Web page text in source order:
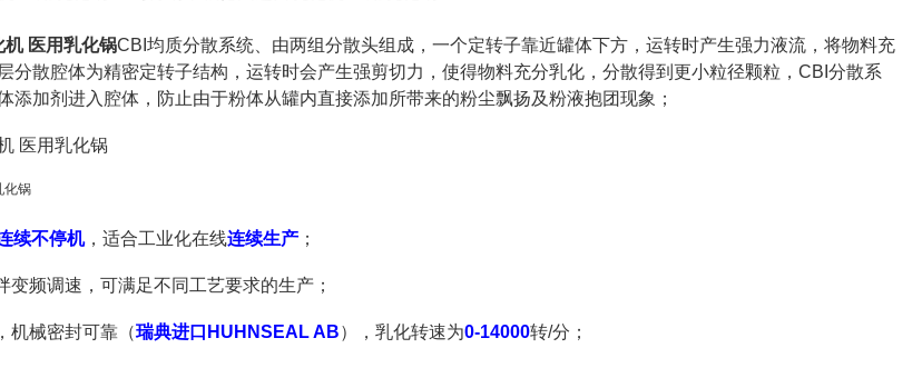
医用乳化锅CBI均质分散系统、由两组分散头组成，一个定转子靠近罐体下方，运转时产生强力液流，将物料充
分散腔体为精密定转子结构，运转时会产生强剪切力，使得物料充分乳化，分散得到更小粒径颗粒，CBI分散系
添加剂进入腔体，防止由于粉体从罐内直接添加所带来的粉尘飘扬及粉液抱团现象；
续不停机， 适合工业化在线连续生产 ；
变频调速，可满足不同工艺要求的生产；
机械密封可靠（瑞典进口HUHNSEAL AB），乳化转速为0-14000转/分；